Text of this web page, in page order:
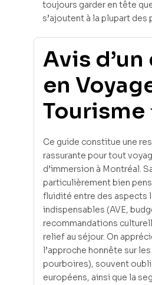
toujours garder en tête
s’ajoutent à la plupart des
Avis
en
Tourisme
Ce guide constitue une
rassurante pour tout
d’immersion à Montréal.
particulièrement bien
fluidité entre des aspects
indispensables (AVE,
recommandations
relief au séjour. On
l’approche honnête sur
pourboires), souvent
européens, ainsi que la